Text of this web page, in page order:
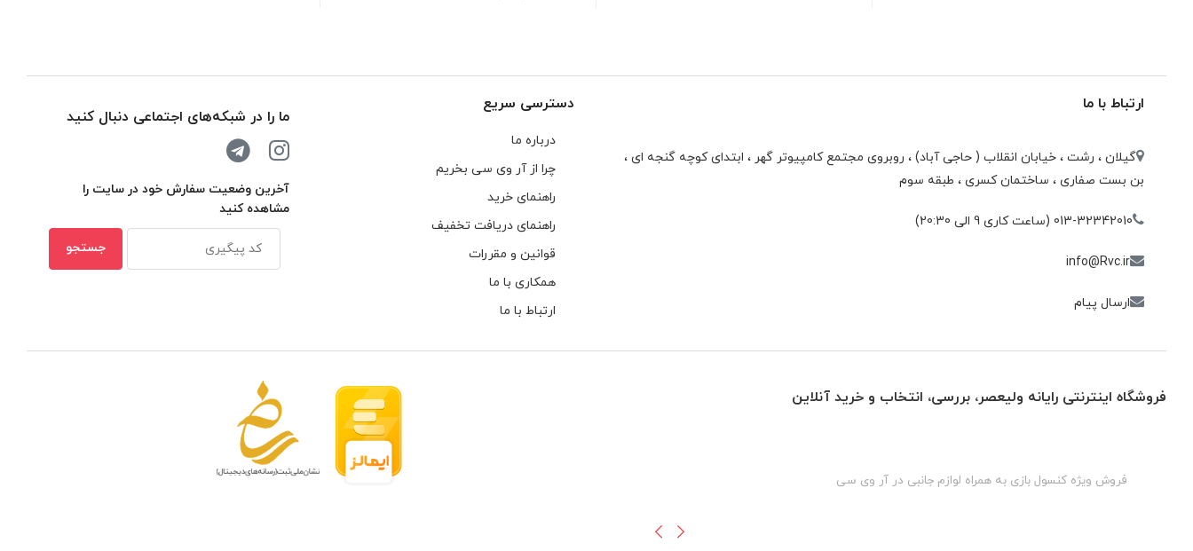
ارتباط با ما
گیلان ، رشت ، خيابان انقلاب ( حاجی آباد) ، روبروی مجتمع كامپيوتر گهر ، ابتدای كوچه گنجه ای ،
بن بست صفاری ، ساختمان كسری ، طبقه سوم
013-32342010 (ساعت کاری 9 الی 20:30)
info@Rvc.ir
ارسال پیام
دسترسی سریع
درباره ما
چرا از آر وی سی بخریم
راهنمای خرید
راهنمای دریافت تخفیف
قوانین و مقررات
همکاری با ما
ارتباط با ما
ما را در شبکه‌های اجتماعی دنبال کنید
آخرین وضعیت سفارش خود در سایت را
مشاهده کنید
فروشگاه اینترنتی رایانه ولیعصر، بررسی، انتخاب و خرید آنلاین
فروش ویژه کنسول بازی به همراه لوازم جانبی در آر وی سی هارهای اینترنال مخصوص دوربین های مدار بسته در ظرفیتهای مختلف